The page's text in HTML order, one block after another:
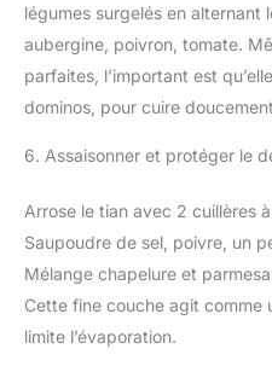
légumes surgelés en alternant
aubergine, poivron, tomate.
parfaites, l’important est
dominos, pour cuire
6. Assaisonner et protéger le
Arrose le tian avec 2 cuillères à
Saupoudre de sel, poivre, un
Mélange chapelure et
Cette fine couche agit comme
limite l’évaporation.